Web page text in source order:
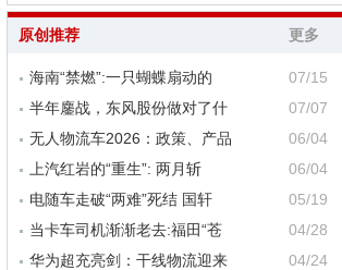
原创推荐 更多
海南“禁燃”:一只蝴蝶扇动的
07/15
半年鏖战，东风股份做对了什
07/07
无人物流车2026：政策、产品
06/04
上汽红岩的“重生”: 两月斩
06/04
电随车走破“两难”死结 国轩
05/19
当卡车司机渐渐老去:福田“苍
04/28
华为超充亮剑：干线物流迎来
04/24